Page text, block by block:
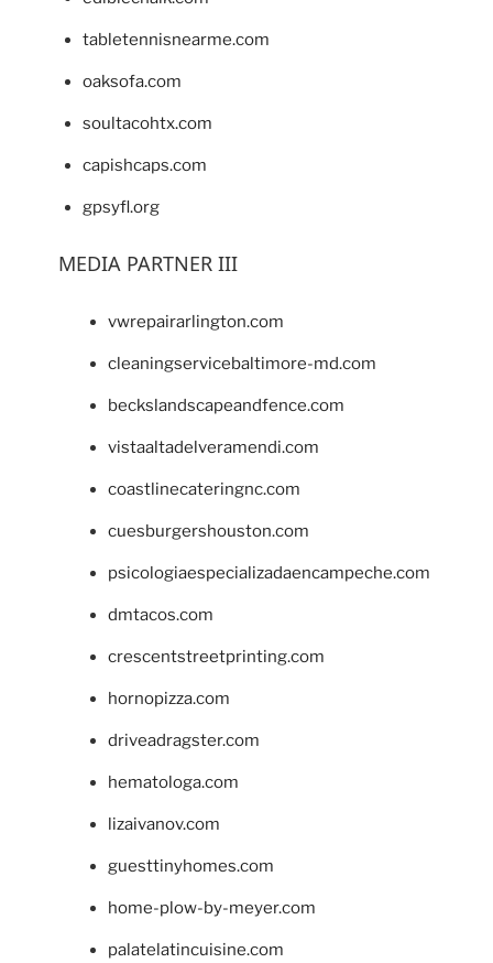
tabletennisnearme.com
oaksofa.com
soultacohtx.com
capishcaps.com
gpsyfl.org
MEDIA PARTNER III
vwrepairarlington.com
cleaningservicebaltimore-md.com
beckslandscapeandfence.com
vistaaltadelveramendi.com
coastlinecateringnc.com
cuesburgershouston.com
psicologiaespecializadaencampeche.com
dmtacos.com
crescentstreetprinting.com
hornopizza.com
driveadragster.com
hematologa.com
lizaivanov.com
guesttinyhomes.com
home-plow-by-meyer.com
palatelatincuisine.com